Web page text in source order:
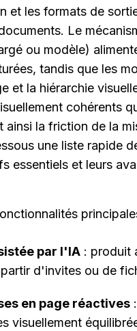
et les formats de
Le
ou modèle)
tandis que les
et la hiérarchie
cohérents
la friction de la
une liste rapide
essentiels et leurs
par l'IA : produit
d'invites ou de
en page réactives
visuellement